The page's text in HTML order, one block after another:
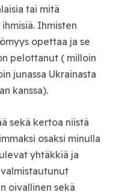
tai mitä
Ihmisten
opettaa ja se
pelottanut ( milloin
junassa Ukrainasta
kanssa).
sekä kertoa niistä
osaksi minulla
yhtäkkiä ja
oivallinen sekä